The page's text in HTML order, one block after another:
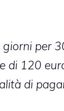
per
di 120
di